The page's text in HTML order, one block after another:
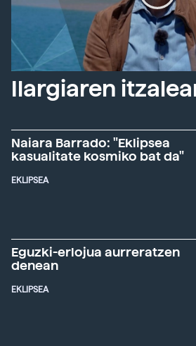
Ilargiaren
Naiara Barrado: "Eklipsea
kasualitate kosmiko bat da"
EKLIPSEA
Eguzki-erlojua aurreratzen
denean
EKLIPSEA